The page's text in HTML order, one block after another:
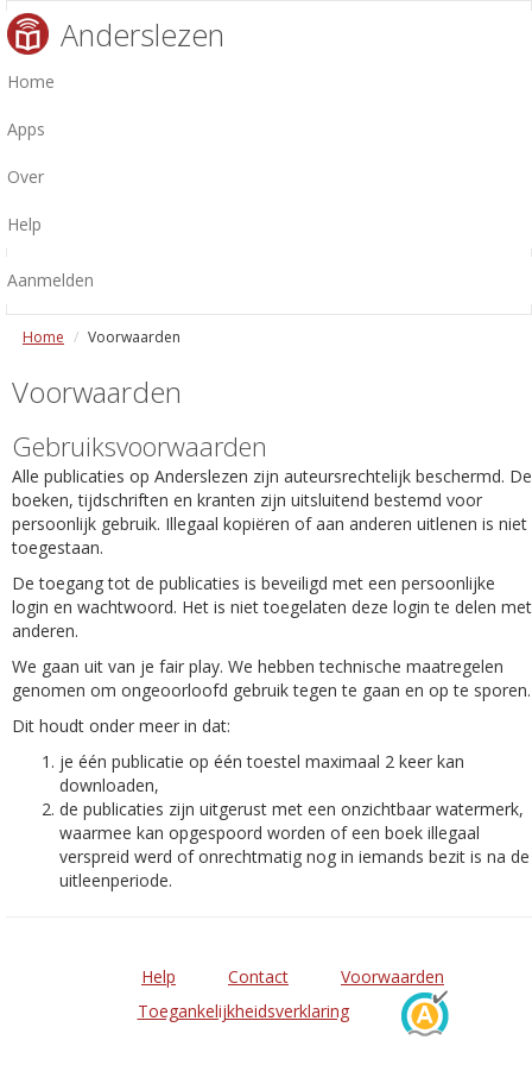
Anderslezen
Home
Apps
Over
Help
Aanmelden
Home Voorwaarden
Voorwaarden
Gebruiksvoorwaarden
Alle publicaties op Anderslezen zijn auteursrechtelijk beschermd. De
boeken, tijdschriften en kranten zijn uitsluitend bestemd voor
persoonlijk gebruik. Illegaal kopiëren of aan anderen uitlenen is niet
toegestaan.
De toegang tot de publicaties is beveiligd met een persoonlijke
login en wachtwoord. Het is niet toegelaten deze login te delen met
anderen.
We gaan uit van je fair play. We hebben technische maatregelen
genomen om ongeoorloofd gebruik tegen te gaan en op te sporen.
Dit houdt onder meer in dat:
je één publicatie op één toestel maximaal 2 keer kan
downloaden,
de publicaties zijn uitgerust met een onzichtbaar watermerk,
waarmee kan opgespoord worden of een boek illegaal
verspreid werd of onrechtmatig nog in iemands bezit is na de
uitleenperiode.
Help Contact
Voorwaarden
Toegankelijkheidsverklaring